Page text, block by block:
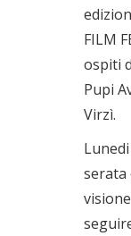
FILM
ospiti
Pupi
Virzì.
serata